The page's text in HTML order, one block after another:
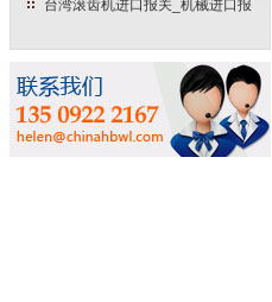
台湾滚齿机进口报关_机械进口报